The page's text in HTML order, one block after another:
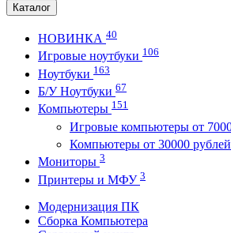
Каталог
НОВИНКА 40
Игровые ноутбуки 106
Ноутбуки 163
Б/У Ноутбуки 67
Компьютеры 151
Игровые компьютеры от
Компьютеры от 30000 рублей
Мониторы 3
Принтеры и МФУ 3
Модернизация ПК
Сборка Компьютера